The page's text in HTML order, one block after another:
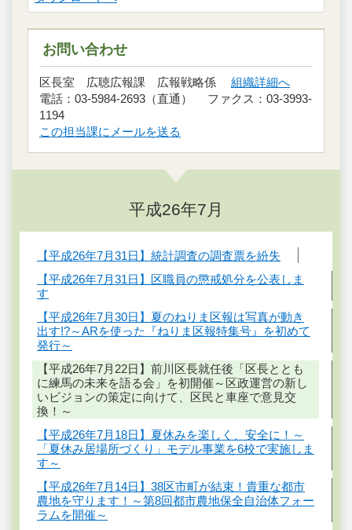
お問い合わせ
区長室 広聴広報課 広報戦略係 組織詳細へ
電話：03-5984-2693（直通） ファクス：03-3993-
1194
この担当課にメールを送る
平成26年7月
【平成26年7月31日】統計調査の調査票を紛失
【平成26年7月31日】区職員の懲戒処分を公表しま
す
【平成26年7月30日】夏のねりま区報は写真が動き
出す!?～ARを使った『ねりま区報特集号』を初めて
発行～
【平成26年7月22日】前川区長就任後「区長ととも
に練馬の未来を語る会」を初開催～区政運営の新し
いビジョンの策定に向けて、区民と車座で意見交
換！～
【平成26年7月18日】夏休みを楽しく、安全に！～
「夏休み居場所づくり」モデル事業を6校で実施しま
す～
【平成26年7月14日】38区市町が結束！貴重な都市
農地を守ります！～第8回都市農地保全自治体フォー
ラムを開催～